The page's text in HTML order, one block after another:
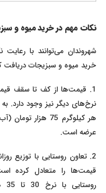
نکات مهم در خرید میوه و
شهروندان می‌توانند با رعایت
خرید میوه و سبزیجات دریافت
1. قیمت‌ها از کف تا سقف
نرخ‌های دیگر نیز وجود دارد. به
عرضه است.
قیمت‌ها را متعادل کرده